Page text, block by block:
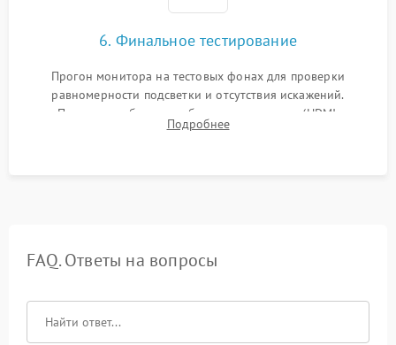
6. Финальное тестирование
Прогон монитора на тестовых фонах для проверки
равномерности подсветки и отсутствия искажений.
Проверка работоспособности всех портов (HDMI,
DisplayPort, VGA) и кнопок управления под нагрузкой в
Подробнее
FAQ. Ответы на вопросы